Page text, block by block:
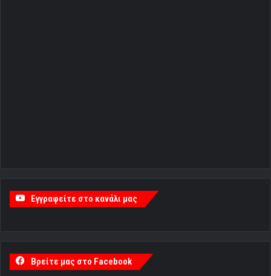
Εγγραφείτε στο κανάλι μας
Βρείτε μας στο Facebook